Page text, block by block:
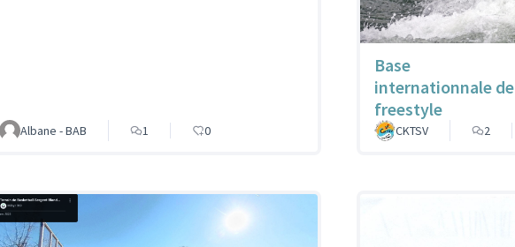
Albane - BAB 1 0
Base
internationnale de
freestyle
CKTSV 2